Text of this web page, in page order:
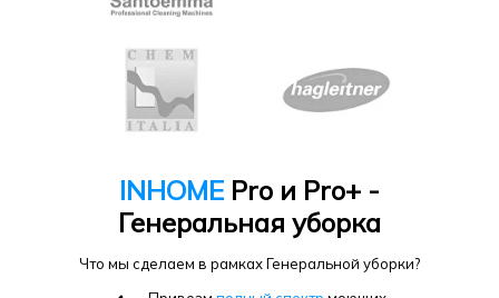
INHOME Pro и Pro+ -
Генеральная уборка
Что мы сделаем в рамках Генеральной уборки?